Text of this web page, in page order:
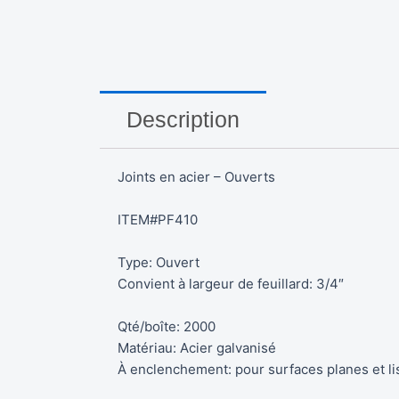
Description
Joints en acier – Ouverts
ITEM#PF410
Type: Ouvert
Convient à largeur de feuillard: 3/4″
Qté/boîte: 2000
Matériau: Acier galvanisé
À enclenchement: pour surfaces planes et